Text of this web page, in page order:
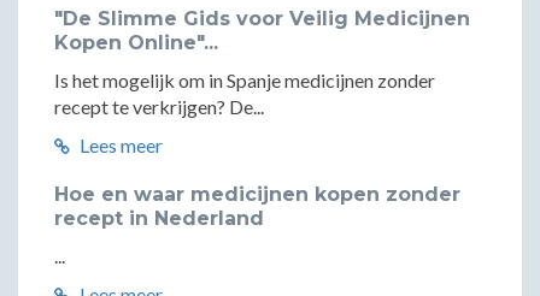
"De Slimme Gids voor Veilig Medicijnen
Kopen Online"...
Is het mogelijk om in Spanje medicijnen zonder
recept te verkrijgen? De...
Lees meer
Hoe en waar medicijnen kopen zonder
recept in Nederland
...